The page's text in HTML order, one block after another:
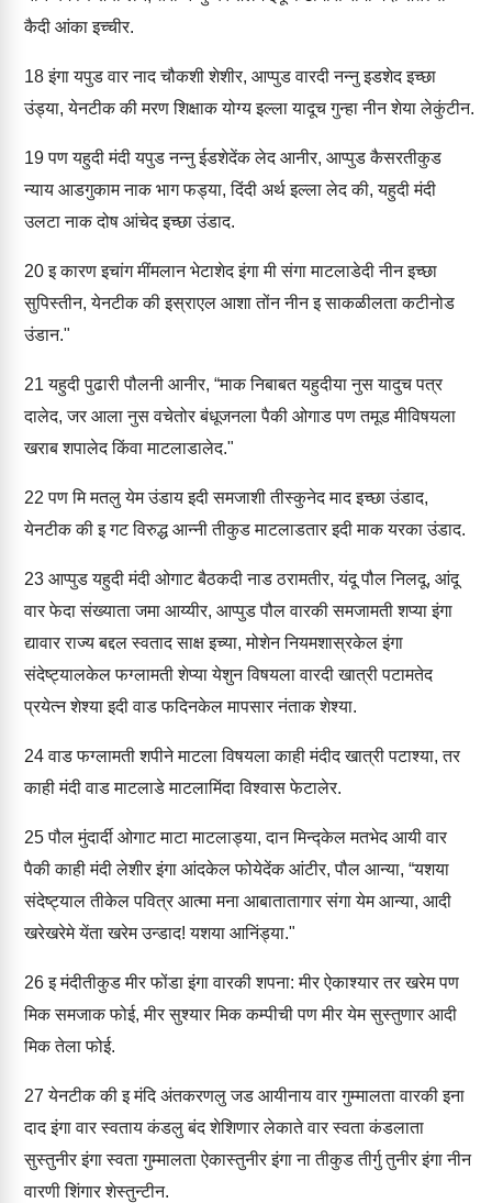
कैदी आंका इच्चीर.
18इंगा यपुड वार नाद चौकशी शेशीर, आप्पुड वारदी नन्नु इडशेद इच्छा
उंड्या, येनटीक की मरण शिक्षाक योग्य इल्ला यादूच गुन्हा नीन शेया लेकुंटीन.
19पण यहुदी मंदी यपुड नन्नु ईडशेदेंक लेद आनीर, आप्पुड कैसरतीकुड
न्याय आडगुकाम नाक भाग फड्या, दिंदी अर्थ इल्ला लेद की, यहुदी मंदी
उलटा नाक दोष आंचेद इच्छा उंडाद.
20इ कारण इचांग मींमलान भेटाशेद इंगा मी संगा माटलाडेदी नीन इच्छा
सुपिस्तीन, येनटीक की इस्राएल आशा तोंन नीन इ साकळीलता कटीनोड
उंडान."
21 यहुदी पुढारी पौलनी आनीर, “माक निबाबत यहुदीया नुस यादुच पत्र
दालेद, जर आला नुस वचेतोर बंधूजनला पैकी ओगाड पण तमूड मीविषयला
खराब शपालेद किंवा माटलाडालेद."
22 पण मि मतलु येम उंडाय इदी समजाशी तीस्कुनेद माद इच्छा उंडाद,
येनटीक की इ गट विरुद्ध आन्नी तीकुड माटलाडतार इदी माक यरका उंडाद.
23 आप्पुड यहुदी मंदी ओगाट बैठकदी नाड ठरामतीर, यंदू पौल निलदू, आंदू
वार फेदा संख्याता जमा आय्यीर, आप्पुड पौल वारकी समजामती शप्या इंगा
द्यावार राज्य बद्दल स्वताद साक्ष इच्या, मोशेन नियमशास्रकेल इंगा
संदेष्ट्यालकेल फग्लामती शेप्या येशुन विषयला वारदी खात्री पटामतेद
प्रयेत्न शेश्या इदी वाड फदिनकेल मापसार नंताक शेश्या.
24वाड फग्लामती शपीने माटला विषयला काही मंदीद खात्री पटाश्या, तर
काही मंदी वाड माटलाडे माटलामिंदा विश्वास फेटालेर.
25पौल मुंदार्दी ओगाट माटा माटलाड्या, दान मिन्द्केल मतभेद आयी वार
पैकी काही मंदी लेशीर इंगा आंदकेल फोयेदेंक आंटीर, पौल आन्या, “यशया
संदेष्ट्याल तीकेल पवित्र आत्मा मना आबातातागार संगा येम आन्या, आदी
खरेखरेमे येंता खरेम उन्डाद! यशया आनिंड्या."
26इ मंदीतीकुड मीर फोंडा इंगा वारकी शपना: मीर ऐकाश्यार तर खरेम पण
मिक समजाक फोई, मीर सुश्यार मिक कम्पीची पण मीर येम सुस्तुणार आदी
मिक तेला फोई.
27 येनटीक की इ मंदि अंतकरणलु जड आयीनाय वार गुम्मालता वारकी इना
दाद इंगा वार स्वताय कंडलु बंद शेशिणार लेकाते वार स्वता कंडलाता
सुस्तुनीर इंगा स्वता गुम्मालता ऐकास्तुनीर इंगा ना तीकुड तीर्गु तुनीर इंगा नीन
वारणी शिंगार शेस्तुन्टीन.